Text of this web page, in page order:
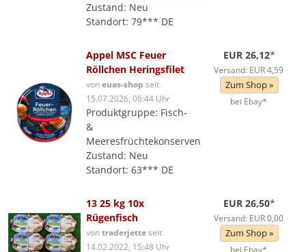
Zustand: Neu
Standort: 79*** DE
Appel MSC Feuer
Röllchen Heringsfilet
voneuas-shop seit
15.07.2026, 06:44 Uhr
Produktgruppe: Fisch-
&
Meeresfrüchtekonserven
Zustand: Neu
Standort: 63*** DE
EUR 26,12*
Versand: EUR 4,59
Zum Shop »
bei Ebay*
13 25 kg 10x
Rügenfisch
vontraderjetteseit
14.02.2022, 15:48 Uhr
EUR 26,50*
Versand: EUR 0,00
Zum Shop »
bei Ebay*